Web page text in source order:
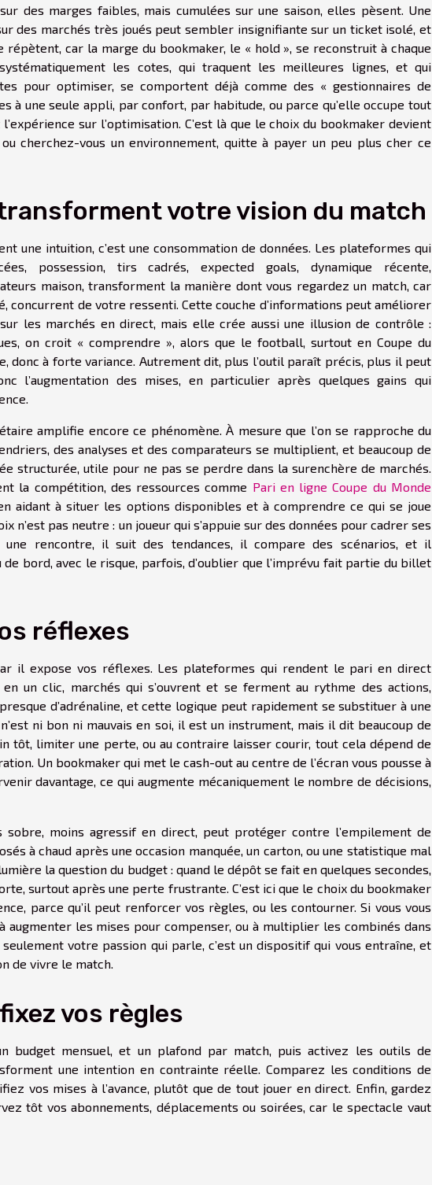
des marges faibles, mais cumulées sur une saison, elles pèsent. Une
des marchés très joués peut sembler insignifiante sur un ticket isolé, et
car la marge du bookmaker, le « hold », se reconstruit à chaque
les cotes, qui traquent les meilleures lignes, et qui
pour optimiser, se comportent déjà comme des « gestionnaires de
à une seule appli, par confort, par habitude, ou parce qu’elle occupe tout
sur l’optimisation. C’est là que le choix du bookmaker devient
cherchez-vous un environnement, quitte à payer un peu plus cher ce
votre vision du match
une intuition, c’est une consommation de données. Les plateformes qui
possession, tirs cadrés, expected goals, dynamique récente,
maison, transforment la manière dont vous regardez un match, car
concurrent de votre ressenti. Cette couche d’informations peut améliorer
les marchés en direct, mais elle crée aussi une illusion de contrôle :
on croit « comprendre », alors que le football, surtout en Coupe du
donc à forte variance. Autrement dit, plus l’outil paraît précis, plus il peut
l’augmentation des mises, en particulier après quelques gains qui
amplifie encore ce phénomène. À mesure que l’on se rapproche du
des analyses et des comparateurs se multiplient, et beaucoup de
structurée, utile pour ne pas se perdre dans la surenchère de marchés.
la compétition, des ressources comme Pari en ligne Coupe du Monde
aidant à situer les options disponibles et à comprendre ce qui se joue
n’est pas neutre : un joueur qui s’appuie sur des données pour cadrer ses
rencontre, il suit des tendances, il compare des scénarios, et il
bord, avec le risque, parfois, d’oublier que l’imprévu fait partie du billet
réflexes
il expose vos réflexes. Les plateformes qui rendent le pari en direct
un clic, marchés qui s’ouvrent et se ferment au rythme des actions,
d’adrénaline, et cette logique peut rapidement se substituer à une
ni bon ni mauvais en soi, il est un instrument, mais il dit beaucoup de
tôt, limiter une perte, ou au contraire laisser courir, tout cela dépend de
Un bookmaker qui met le cash-out au centre de l’écran vous pousse à
davantage, ce qui augmente mécaniquement le nombre de décisions,
sobre, moins agressif en direct, peut protéger contre l’empilement de
à chaud après une occasion manquée, un carton, ou une statistique mal
la question du budget : quand le dépôt se fait en quelques secondes,
surtout après une perte frustrante. C’est ici que le choix du bookmaker
parce qu’il peut renforcer vos règles, ou les contourner. Si vous vous
les mises pour compenser, ou à multiplier les combinés dans
votre passion qui parle, c’est un dispositif qui vous entraîne, et
de vivre le match.
vos règles
budget mensuel, et un plafond par match, puis activez les outils de
une intention en contrainte réelle. Comparez les conditions de
vos mises à l’avance, plutôt que de tout jouer en direct. Enfin, gardez
tôt vos abonnements, déplacements ou soirées, car le spectacle vaut